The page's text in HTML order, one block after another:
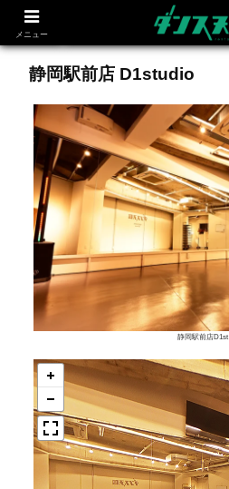
静岡駅前店 D1studio
静岡駅前店D1st
メニュー